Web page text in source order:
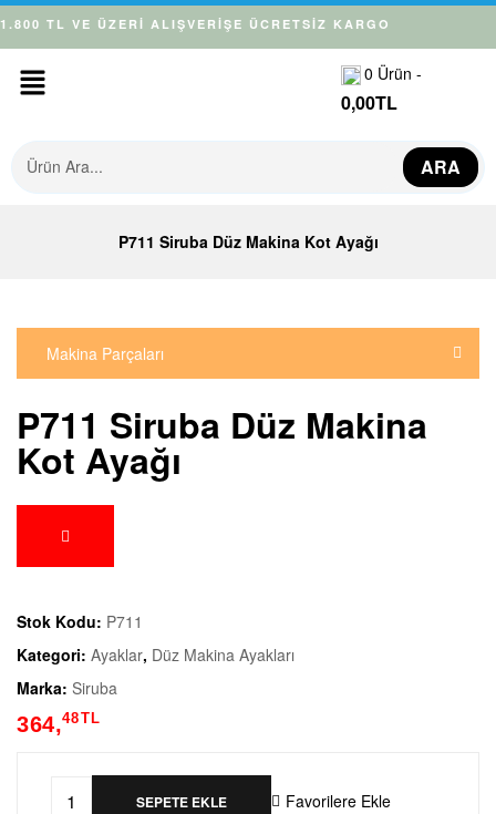
1.800 TL VE ÜZERİ ALIŞVERİŞE ÜCRETSİZ KARGO
0 Ürün -
0,00TL
ARA
P711 Siruba Düz Makina Kot Ayağı
Makina Parçaları
P711 Siruba Düz Makina
Kot Ayağı
Stok Kodu: P711
Kategori: Ayaklar, Düz Makina Ayakları
Marka: Siruba
364,48TL
SEPETE EKLE Favorilere Ekle